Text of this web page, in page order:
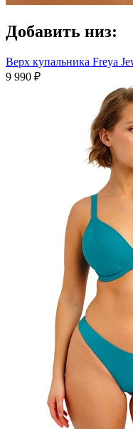
Добавить низ:
Верх купальника Freya
9 990 ₽